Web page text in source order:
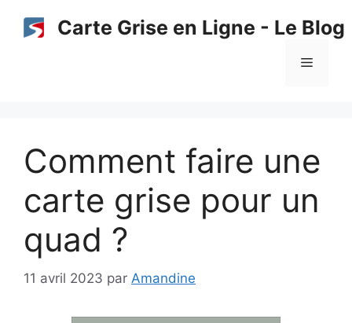
Carte Grise en Ligne - Le Blog
Menu
Comment faire une
carte grise pour un
quad ?
11 avril 2023 par Amandine